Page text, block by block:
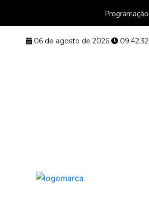
06 de agosto de 2026 09:42:33